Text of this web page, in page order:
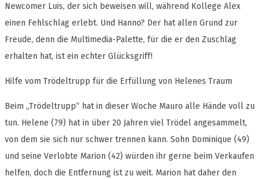
Newcomer Luis, der sich beweisen will, während Kollege Alex
einen Fehlschlag erlebt. Und Hanno? Der hat allen Grund zur
Freude, denn die Multimedia-Palette, für die er den Zuschlag
erhalten hat, ist ein echter Glücksgriff!
Hilfe vom Trödeltrupp für die Erfüllung von Helenes Traum
Beim „Trödeltrupp“ hat in dieser Woche Mauro alle Hände voll zu
tun. Helene (79) hat in über 20 Jahren viel Trödel angesammelt,
von dem sie sich nur schwer trennen kann. Sohn Dominique (49)
und seine Verlobte Marion (42) würden ihr gerne beim Verkaufen
helfen, doch die Entfernung ist zu weit. Marion hat daher den